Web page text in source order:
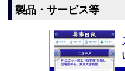
製品・サービス等